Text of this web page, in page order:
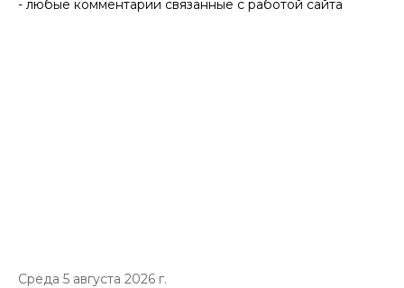
- любые комментарии связанные с работой сайта
Среда 5 августа 2026 г.